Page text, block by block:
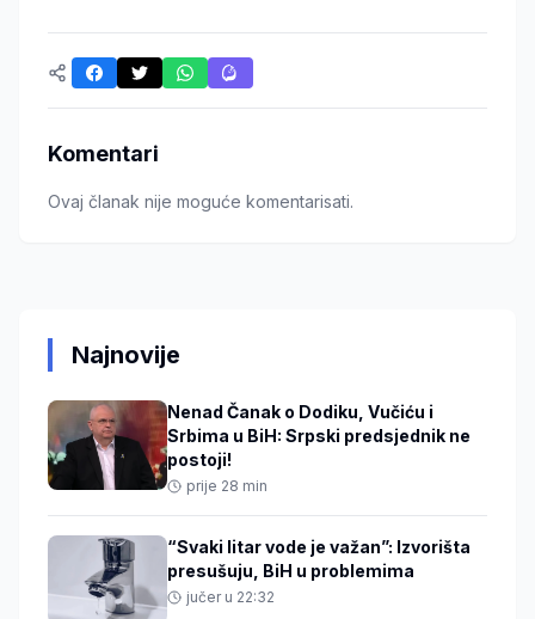
Komentari
Ovaj članak nije moguće komentarisati.
Najnovije
Nenad Čanak o Dodiku, Vučiću i
Srbima u BiH: Srpski predsjednik ne
postoji!
prije 28 min
“Svaki litar vode je važan”: Izvorišta
presušuju, BiH u problemima
jučer u 22:32